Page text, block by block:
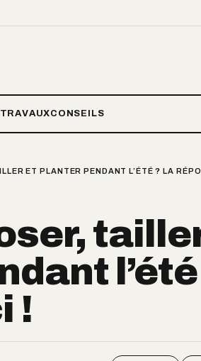
TRAVAUXCONSEILS
ET PLANTER PENDANT L’ÉTÉ ? LA
l’été
!